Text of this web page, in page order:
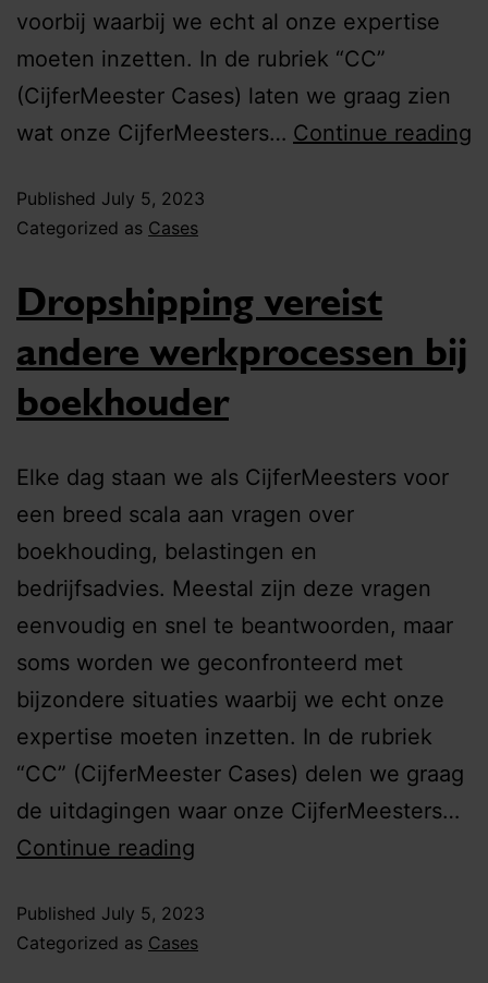
voorbij waarbij we echt al onze expertise
moeten inzetten. In de rubriek “CC”
(CijferMeester Cases) laten we graag zien
wat onze CijferMeesters… Continue reading
Published July 5, 2023
Categorized as Cases
Dropshipping vereist
andere werkprocessen bij
boekhouder
Elke dag staan we als CijferMeesters voor
een breed scala aan vragen over
boekhouding, belastingen en
bedrijfsadvies. Meestal zijn deze vragen
eenvoudig en snel te beantwoorden, maar
soms worden we geconfronteerd met
bijzondere situaties waarbij we echt onze
expertise moeten inzetten. In de rubriek
“CC” (CijferMeester Cases) delen we graag
de uitdagingen waar onze CijferMeesters…
Continue reading
Published July 5, 2023
Categorized as Cases